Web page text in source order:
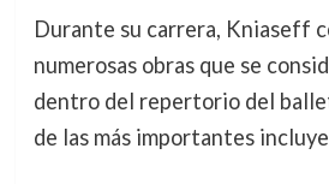
Durante su carrera, Kniaseff
numerosas obras que se
dentro del repertorio del
de las más importantes